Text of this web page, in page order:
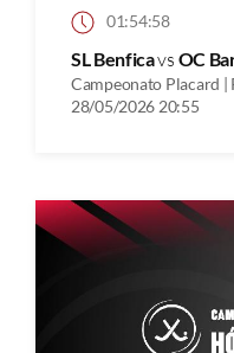
01:54:58
SL Benficavs OC
Campeonato Placard |
28/05/2026 20:55